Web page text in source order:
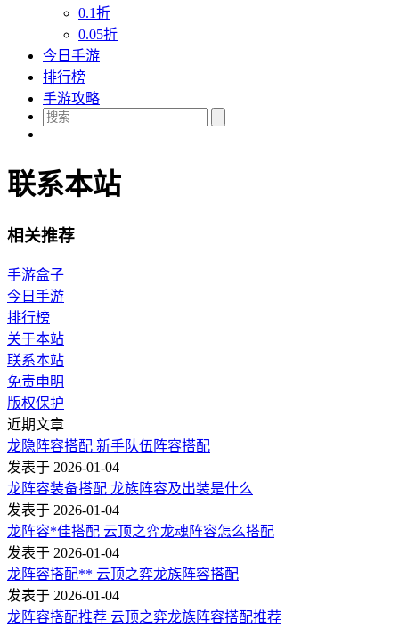
0.1折
0.05折
今日手游
排行榜
手游攻略
联系本站
相关推荐
手游盒子
今日手游
排行榜
关于本站
联系本站
免责申明
版权保护
近期文章
龙隐阵容搭配 新手队伍阵容搭配
发表于 2026-01-04
龙阵容装备搭配 龙族阵容及出装是什么
发表于 2026-01-04
龙阵容*佳搭配 云顶之弈龙魂阵容怎么搭配
发表于 2026-01-04
龙阵容搭配** 云顶之弈龙族阵容搭配
发表于 2026-01-04
龙阵容搭配推荐 云顶之弈龙族阵容搭配推荐